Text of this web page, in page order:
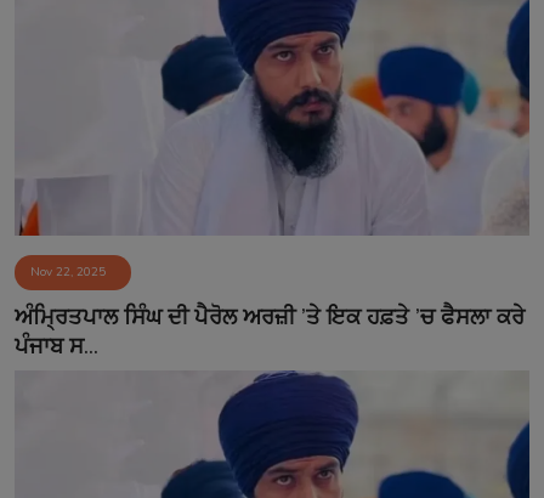
Nov 22, 2025
ਅੰਮ੍ਰਿਤਪਾਲ ਸਿੰਘ ਦੀ ਪੈਰੋਲ ਅਰਜ਼ੀ ’ਤੇ ਇਕ ਹਫ਼ਤੇ ’ਚ ਫੈਸਲਾ ਕਰੇ
ਪੰਜਾਬ ਸ...